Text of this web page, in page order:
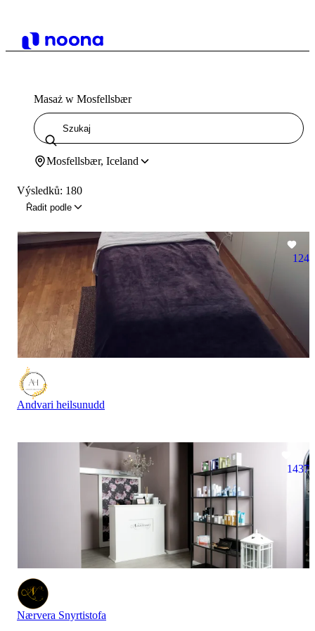
Masaż w Mosfellsbær
Mosfellsbær, Iceland
Výsledků: 180
Řadit podle
124
Andvari heilsunudd
1437
Nærvera Snyrtistofa